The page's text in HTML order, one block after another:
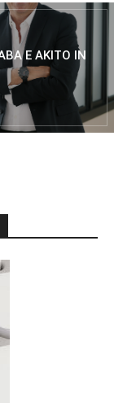
E AKITO IN